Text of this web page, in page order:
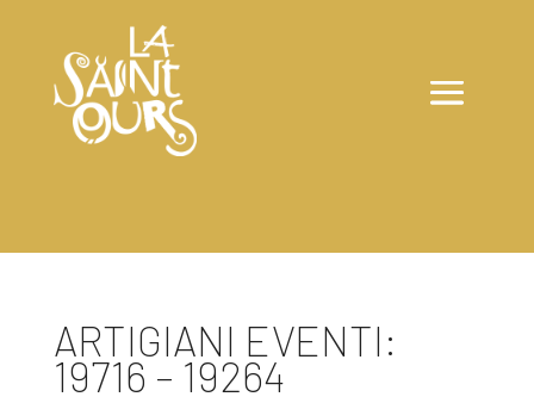
ARTIGIANI EVENTI:
19716 – 19264